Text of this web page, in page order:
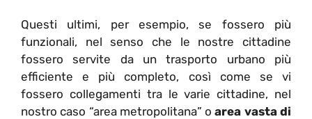
Questi ultimi, per esempio, se fossero più
funzionali, nel senso che le nostre cittadine
fossero servite da un trasporto urbano più
efficiente e più completo, così come se vi
fossero collegamenti tra le varie cittadine, nel
nostro caso “area metropolitana” o area vasta di